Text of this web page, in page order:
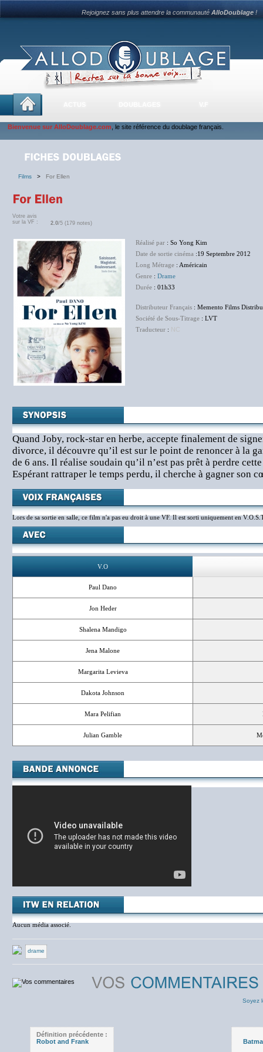
Rejoignez sans plus attendre la communautéAlloDoublage !
Bienvenue sur AlloDoublage.com , le site référence du doublage français.
Films > For Ellen
Votre avis
sur la VF :
2.0/5 (179 notes)
Réalisé par : So Yong Kim
Date de sortie cinéma :19 Septembre 2012
Long Métrage : Américain
Genre : Drame
Durée : 01h33
Distributeur Français : Memento Films
Société de Sous-Titrage : LVT
Traducteur : NC
Quand Joby, rock-star en herbe, accepte finalement de
divorce, il découvre qu’il est sur le point de renoncer à la
de 6 ans. Il réalise soudain qu’il n’est pas prêt à perdre
Espérant rattraper le temps perdu, il cherche à gagner son
Lors de sa sortie en salle, ce film n'a pas eu droit à une VF. Il est sorti uniquement en
V.O
Paul Dano
Jon Heder
Shalena Mandigo
Jena Malone
Margarita Levieva
Dakota Johnson
Mara Pelifian
Julian Gamble
Aucun média associé.
drame
Soyez
Définition précédente :
Robot and Frank